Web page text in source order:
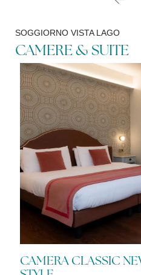
CAMERE & SUITE
SOGGIORNO VISTA LAGO
CAMERA CLASSIC